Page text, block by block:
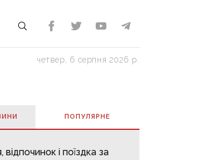
четвер, 6 серпня 2026 р.
ПОПУЛЯРНE
і поїздка за